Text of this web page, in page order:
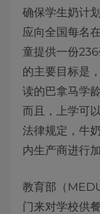
确保学生奶计
应向全国每名
童提供一份
的主要目标是
读的巴拿马学
而且，上学可
法律规定，牛
内生产商进行加
教育部（
门来对学校供